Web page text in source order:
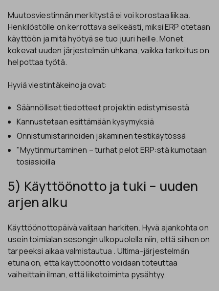
Muutosviestinnän merkitystä ei voi korostaa liikaa.
Henkilöstölle on kerrottava selkeästi, miksi ERP otetaan
käyttöön ja mitä hyötyä se tuo juuri heille. Monet
kokevat uuden järjestelmän uhkana, vaikka tarkoitus on
helpottaa työtä.
Hyviä viestintäkeinoja ovat:
Säännölliset tiedotteet projektin edistymisestä
Kannustetaan esittämään kysymyksiä
Onnistumistarinoiden jakaminen testikäytössä
"Myytinmurtaminen – turhat pelot ERP:stä kumotaan
tosiasioilla
5) Käyttöönotto ja tuki – uuden
arjen alku
Käyttöönottopäivä valitaan harkiten. Hyvä ajankohta on
usein toimialan sesongin ulkopuolella niin, että siihen on
tarpeeksi aikaa valmistautua . Ultima-järjestelmän
etuna on, että käyttöönotto voidaan toteuttaa
vaiheittain ilman, että liiketoiminta pysähtyy.